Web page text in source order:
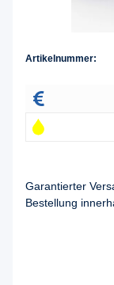
Artikelnummer:
Garantierter
Bestellung